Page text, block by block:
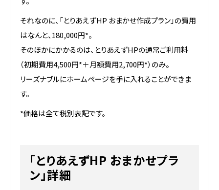
それなのに、「とりあえずHP おまかせ作成プラン」の費用
はなんと、180,000円*。
そのほかにかかるのは、とりあえずHPの通常ご利用料
（初期費用4,500円*＋月額費用2,700円*）のみ。
リーズナブルにホームページを手に入れることができま
す。
*価格は全て税別表記です。
「とりあえずHP おまかせプラ
ン」詳細